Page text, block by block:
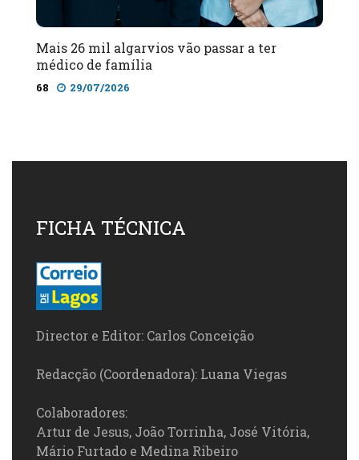
Mais 26 mil algarvios vão passar a ter
médico de família
68 29/07/2026
FICHA TÉCNICA
Director e Editor: Carlos Conceição
Redacção (Coordenadora): Luana Viegas
Colaboradores:
Artur de Jesus, João Torrinha, José Vitória,
Mário Furtado e Medina Ribeiro